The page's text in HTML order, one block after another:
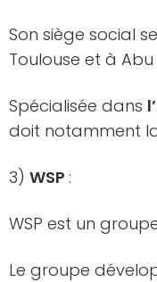
Son siège social
Toulouse et à
Spécialisée dans
doit notamment
3)WSP :
WSP est un
Le groupe